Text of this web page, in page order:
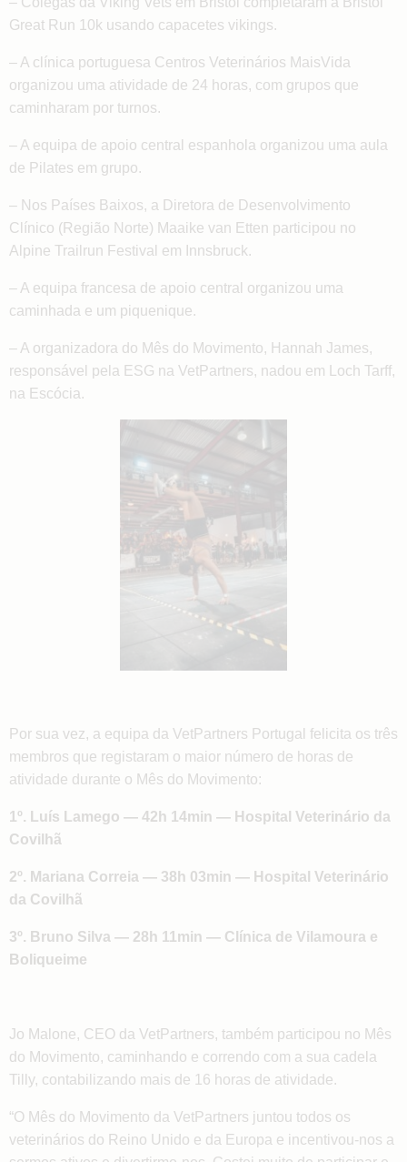
Great Run 10k usando capacetes vikings.
– A clínica portuguesa Centros Veterinários MaisVida
organizou uma atividade de 24 horas, com grupos que
caminharam por turnos.
– A equipa de apoio central espanhola organizou uma aula
de Pilates em grupo.
– Nos Países Baixos, a Diretora de Desenvolvimento
Clínico (Região Norte) Maaike van Etten participou no
Alpine Trailrun Festival em Innsbruck.
– A equipa francesa de apoio central organizou uma
caminhada e um piquenique.
– A organizadora do Mês do Movimento, Hannah James,
responsável pela ESG na VetPartners, nadou em Loch Tarff,
na Escócia.
Por sua vez, a equipa da VetPartners Portugal felicita os três
membros que registaram o maior número de horas de
atividade durante o Mês do Movimento:
1º. Luís Lamego — 42h 14min — Hospital Veterinário da
Covilhã
2º. Mariana Correia — 38h 03min — Hospital Veterinário
da Covilhã
3º. Bruno Silva — 28h 11min — Clínica de Vilamoura e
Boliqueime
Jo Malone, CEO da VetPartners, também participou no Mês
do Movimento, caminhando e correndo com a sua cadela
Tilly, contabilizando mais de 16 horas de atividade.
“O Mês do Movimento da VetPartners juntou todos os
veterinários do Reino Unido e da Europa e incentivou-nos a